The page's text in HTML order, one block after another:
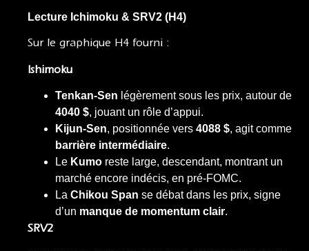
Lecture Ichimoku & SRV2 (H4)
Sur le graphique H4 fourni :
Ishimoku
Tenkan-Sen légèrement sous les prix, autour de
4040 $, jouant un rôle d’appui.
Kijun-Sen, positionnée vers 4088 $, agit comme
barrière intermédiaire.
Le Kumo reste large, descendant, montrant un
marché encore indécis, en pré-FOMC.
La Chikou Span se débat dans les prix, signe
d’un manque de momentum clair.
SRV2